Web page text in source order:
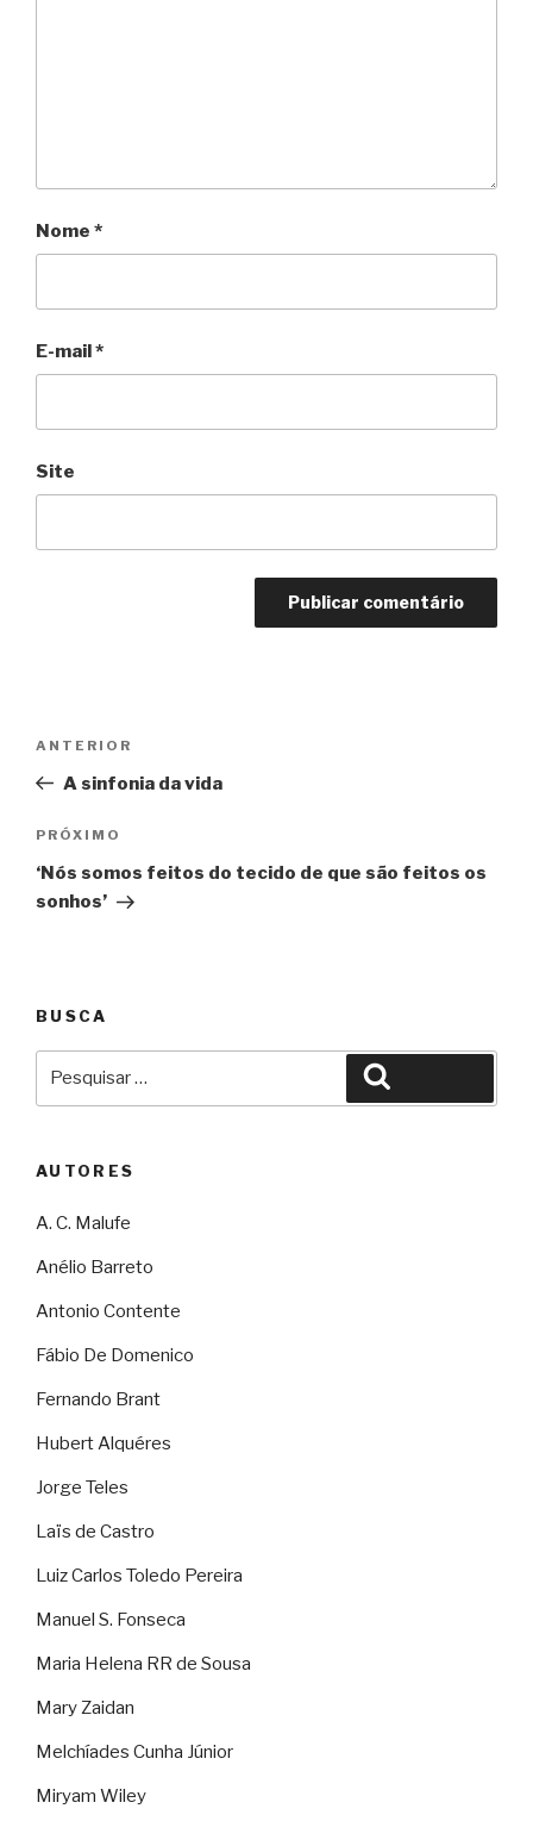
Nome *
E-mail*
Site
Post
Anterior
ANTERIOR
A sinfonia da vida
Próximo
PRÓXIMO
‘Nós somos feitos do tecido de que são feitos os
sonhos’
BUSCA
AUTORES
A. C. Malufe
Anélio Barreto
Antonio Contente
Fábio De Domenico
Fernando Brant
Hubert Alquéres
Jorge Teles
Laïs de Castro
Luiz Carlos Toledo Pereira
Manuel S. Fonseca
Maria Helena RR de Sousa
Mary Zaidan
Melchíades Cunha Júnior
Miryam Wiley